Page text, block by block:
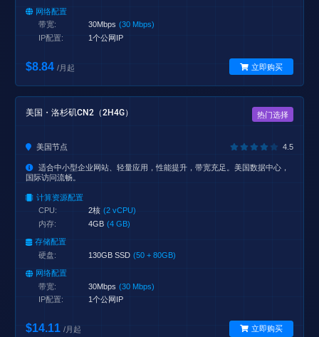
网络配置
带宽:
30Mbps (30 Mbps)
IP配置:
1个公网IP
$8.84 /月起 立即购买
美国・洛杉矶CN2（2H4G） 热门选择
美国节点 4.5
适合中小型企业网站、轻量应用，性能提升，带宽充足。美国数据中心，
国际访问流畅。
计算资源配置
CPU:
2核 (2 vCPU)
内存:
4GB (4 GB)
存储配置
硬盘:
130GB SSD (50 + 80GB)
网络配置
带宽:
30Mbps (30 Mbps)
IP配置:
1个公网IP
$14.11 /月起 立即购买